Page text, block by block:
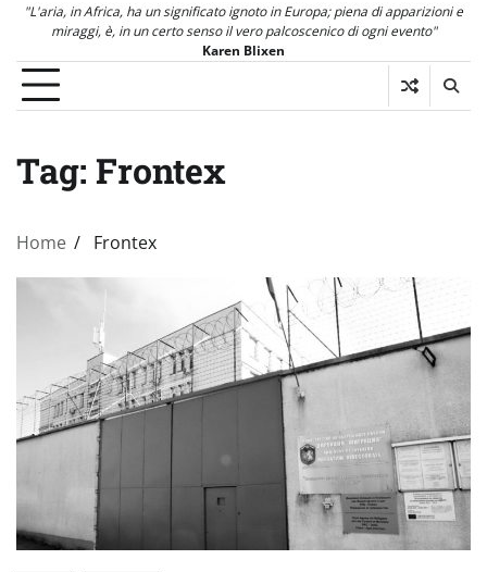
"L'aria, in Africa, ha un significato ignoto in Europa; piena di apparizioni e
miraggi, è, in un certo senso il vero palcoscenico di ogni evento"
Karen Blixen
Tag: Frontex
Home Frontex